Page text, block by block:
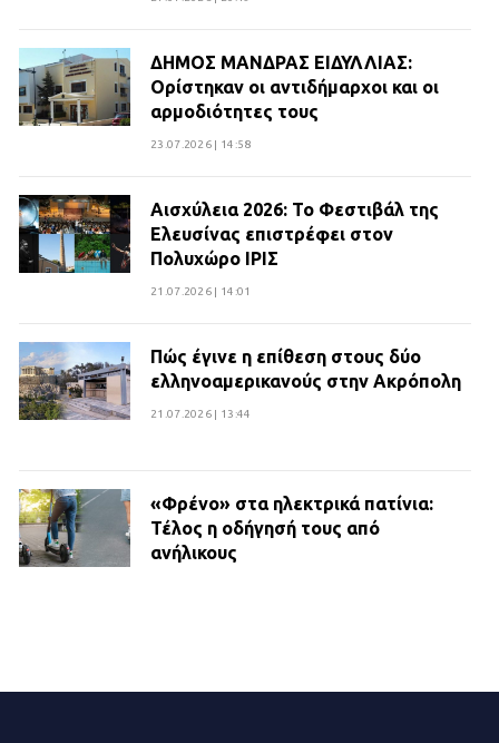
ΔΗΜΟΣ ΜΑΝΔΡΑΣ ΕΙΔΥΛΛΙΑΣ:
Ορίστηκαν οι αντιδήμαρχοι και οι
αρμοδιότητες τους
23.07.2026 | 14:58
Αισχύλεια 2026: Το Φεστιβάλ της
Ελευσίνας επιστρέφει στον
Πολυχώρο ΙΡΙΣ
21.07.2026 | 14:01
Πώς έγινε η επίθεση στους δύο
ελληνοαμερικανούς στην Ακρόπολη
21.07.2026 | 13:44
«Φρένο» στα ηλεκτρικά πατίνια:
Τέλος η οδήγησή τους από
ανήλικους